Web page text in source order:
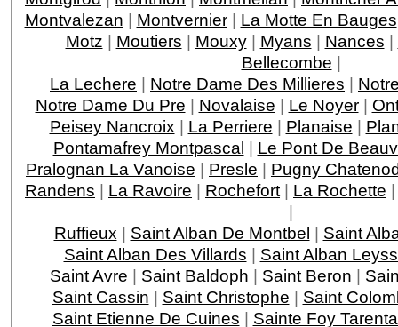
Montvalezan | Montvernier| La Motte En Bauges
Motz | Moutiers | Mouxy| Myans | Nances |
Bellecombe |
La Lechere | Notre Dame Des Millieres |
Notre Dame Du Pre | Novalaise | Le Noyer|
Peisey Nancroix | La Perriere | Planaise |
Pontamafrey Montpascal | Le Pont De
Pralognan La Vanoise | Presle | Pugny
Randens | La Ravoire | Rochefort | La Rochette
|
Ruffieux | Saint Alban De Montbel | Saint
Saint Alban Des Villards | Saint Alban
Saint Avre | Saint Baldoph | Saint Beron |
Saint Cassin | Saint Christophe | Saint
Saint Etienne De Cuines | Sainte Foy